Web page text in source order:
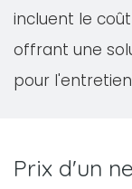
incluent le
offrant une
pour
Prix d'un